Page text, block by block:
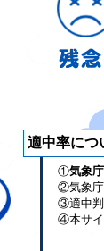
適中率につ
①気象
②気象庁
③適中判
④本サイ